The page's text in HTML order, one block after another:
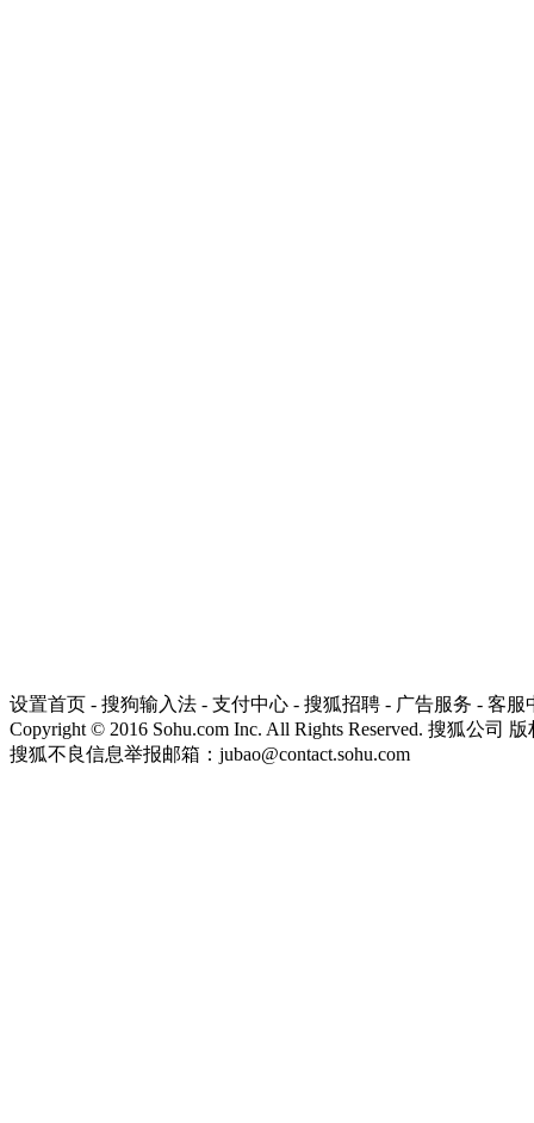
设置首页 - 搜狗输入法 - 支付中心 - 搜狐招聘 - 广告服务 - 客服
Copyright © 2016 Sohu.com Inc. All Rights Reserved. 搜狐公司 版
搜狐不良信息举报邮箱： jubao@contact.sohu.com